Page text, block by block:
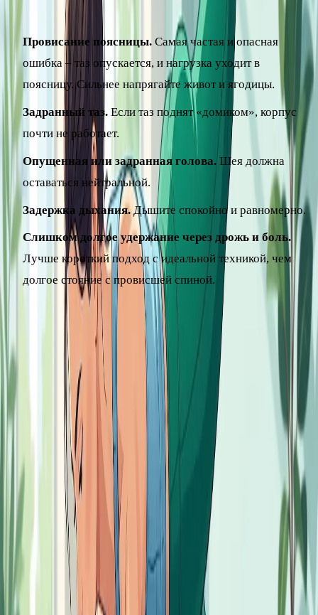
допускать типичных ошибок:
Провисание поясницы. Самая частая и опасная
ошибка – таз опускается, и нагрузка уходит в
поясницу. Сильнее напрягайте живот и ягодицы.
Задранный таз. Если таз поднят «домиком», корпус
почти не работает.
Опущенная или задранная голова. Шея должна
оставаться нейтральной.
Задержка дыхания.Дышите спокойно и равномерно.
Слишком долгое удержание через дрожь и боль.
Лучше короткий подход с идеальной техникой, чем
долгое стояние с провисшей спиной.
Если держать классическую планку пока тяжело, начните
с упрощённого варианта – на коленях.
Сколько стоять и как
прогрессировать
Новичкам не нужно сразу стремиться к рекордам.
Начните с 15–20 секунд и выполняйте 2–3 подхода. По
мере укрепления мышц увеличивайте время на 5–10
секунд. Для большинства людей оптимально удержание в
пределах 30–60 секунд в подходе – дольше стоять имеет
смысл лишь при отличной технике.
Когда классическая планка даётся легко, усложняйте